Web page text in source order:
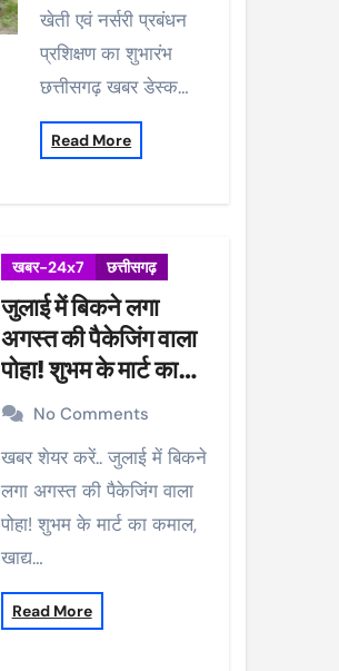
खेती एवं नर्सरी प्रबंधन
प्रशिक्षण का शुभारंभ
छत्तीसगढ़ खबर डेस्क…
Read More
खबर-24x7 छत्तीसगढ़
जुलाई में बिकने लगा
अगस्त की पैकेजिंग वाला
पोहा! शुभम के मार्ट का
कमाल, खाद्य विभाग ने की
कार्रवाई, 38 पैकेट सीज
No Comments
खबर शेयर करें.. जुलाई में बिकने
लगा अगस्त की पैकेजिंग वाला
पोहा! शुभम के मार्ट का कमाल,
खाद्य…
Read More